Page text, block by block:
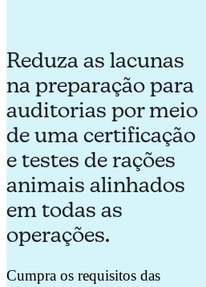
Reduza as lacunas
na preparação para
auditorias por meio
de uma certificação
e testes de rações
animais alinhados
em todas as
operações.
Cumpra os requisitos das